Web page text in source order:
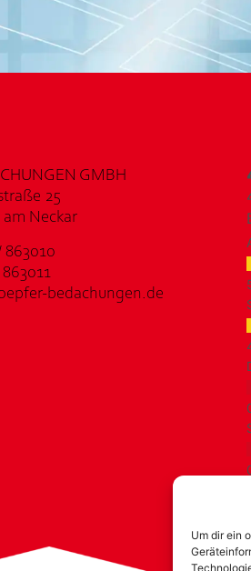
Um dir ein
GMBH
25
Neckar
863010
bedachungen.de